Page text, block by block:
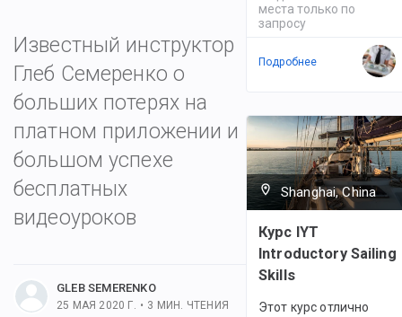
Известный инструктор
Глеб Семеренко о
больших потерях на
платном приложении и
большом успехе
бесплатных
видеоуроков
GLEB SEMERENKO
25 МАЯ 2020 Г. • 3 МИН. ЧТЕНИЯ
места только по
запросу
Подробнее
Shanghai, China
Курс IYT
Introductory Sailing
Skills
Этот курс отлично